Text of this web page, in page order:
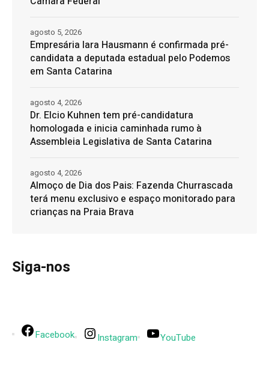
Empresária Iara Hausmann é confirmada pré-
candidata a deputada estadual pelo Podemos
em Santa Catarina
agosto 5, 2026
Dr. Elcio Kuhnen tem pré-candidatura
homologada e inicia caminhada rumo à
Assembleia Legislativa de Santa Catarina
agosto 4, 2026
Almoço de Dia dos Pais: Fazenda Churrascada
terá menu exclusivo e espaço monitorado para
crianças na Praia Brava
agosto 4, 2026
Siga-nos
Facebook Instagram YouTube